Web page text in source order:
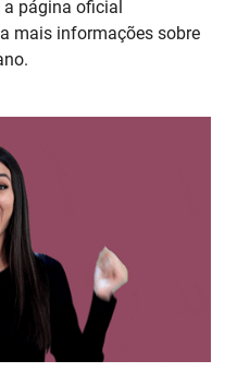
a página oficial
mais informações sobre